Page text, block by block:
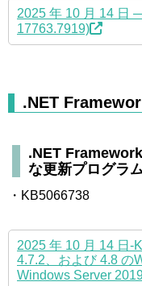
2025 年 10 月 14 日
17763.7919)
.NET
.NET
な更新プログラ
・KB5066738
2025 年 10 月 14 日-
4.7.2、および 4.8 の
Windows Server